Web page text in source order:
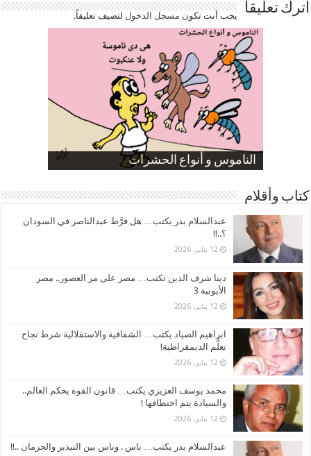
اترك تعليقاً يجب أنت تكون مسجل الدخوللتضيف تعليقاً.
الناموس و أنواع الحشرات
الموظفين بعد ارتفاع الأسعار
ارتفاع نسبة الطلاق في مصر
صورة كاركاتيرية
صورة كاركاتيرية
كتاب وأقلام
عبدالسلام بدر يكتب… هل فرَّط عبدالناصر في السودان
؟..!!
12 يناير، 2026
دينا شرف الدين تكتب… مصر على مر العصور.. مصر
الأيوبية 3
12 يناير، 2026
ابراهيم الصياد يكتب… الشفافية والاستقلالية شرط نجاح
تعلُّم الديمقراطية!
12 يناير، 2026
محمد يوسف العزيزي يكتب… قانون القوة يحكم العالم..
والسيادة يتم اختطافها !
12 يناير، 2026
عبدالسلام بدر يكتب… ناس . وناس بين التبذير والحرمان ..!!